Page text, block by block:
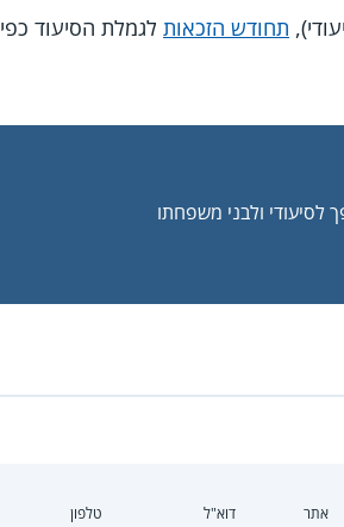
תחודש הזכאות לגמלת הסיעוד כפי
לסיעודי ולבני משפחתו
אתר דוא"ל טלפון